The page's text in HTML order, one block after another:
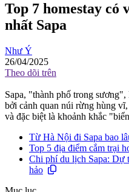
Top 7 homestay có
nhất Sapa
Như Ý
26/04/2025
Theo dõi trên
Sapa, "thành phố trong
bởi cảnh quan núi rừng hùng
và đặc biệt là khoảnh khắc
Từ Hà Nội đi Sapa bao
Top 5 địa điểm cắm trại
Chi phí du lịch Sapa: Dự
hảo